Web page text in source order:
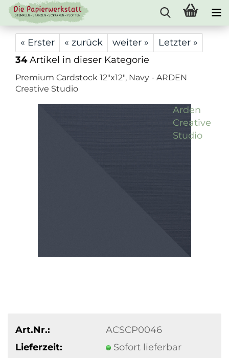
« Erster « zurück weiter »
Letzter »
34Artikel in dieser Kategorie
Premium Cardstock 12"x12", Navy - ARDEN
Creative Studio
Arden
Creative
Studio
Art.Nr.:
ACSCP0046
Lieferzeit:
Sofort lieferbar